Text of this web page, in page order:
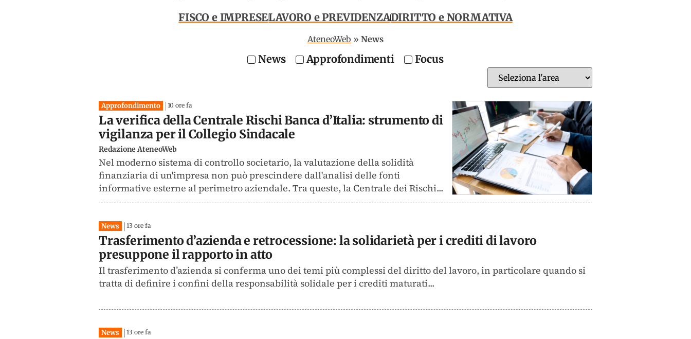
FISCO e IMPRESELAVORO e PREVIDENZADIRITTO e NORMATIVA
AteneoWeb » News
News Approfondimenti Focus
Approfondimento 10 ore fa
La verifica della Centrale Rischi Banca d’Italia: strumento di
vigilanza per il Collegio Sindacale
Redazione AteneoWeb
Nel moderno sistema di controllo societario, la valutazione della solidità
finanziaria di un'impresa non può prescindere dall'analisi delle fonti
informative esterne al perimetro aziendale. Tra queste, la Centrale dei Rischi...
News 13 ore fa
Trasferimento d’azienda e retrocessione: la solidarietà per i crediti di lavoro
presuppone il rapporto in atto
Il trasferimento d’azienda si conferma uno dei temi più complessi del diritto del lavoro, in particolare quando si
tratta di definire i confini della responsabilità solidale per i crediti maturati...
News 13 ore fa